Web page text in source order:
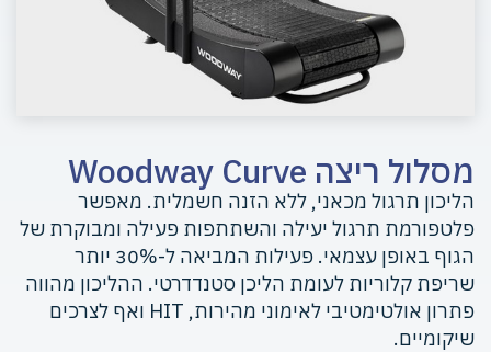
מסלול ריצה Woodway Curve
הליכון תרגול מכאני, ללא הזנה חשמלית. מאפשר
פלטפורמת תרגול יעילה והשתתפות פעילה ומבוקרת של
הגוף באופן עצמאי. פעילות המביאה ל-30% יותר
שריפת קלוריות לעומת הליכן סטנדדרטי. ההליכון מהווה
פתרון אולטימטיבי לאימוני מהירות, HIT ואף לצרכים
שיקומיים.